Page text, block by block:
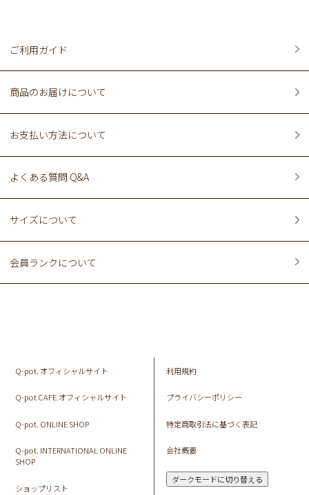
ご利用ガイド
商品のお届けについて
お支払い方法について
よくある質問 Q&A
サイズについて
会員ランクについて
Q-pot. オフィシャルサイト
Q-pot CAFE.オフィシャルサイト
Q-pot. ONLINE SHOP
Q-pot. INTERNATIONAL ONLINE
SHOP
ショップリスト
利用規約
プライバシーポリシー
特定商取引法に基づく表記
会社概要
ダークモードに切り替える